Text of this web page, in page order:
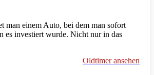
man einem Auto, bei dem man sofort
es investiert wurde. Nicht nur in das
Oldtimer ansehen